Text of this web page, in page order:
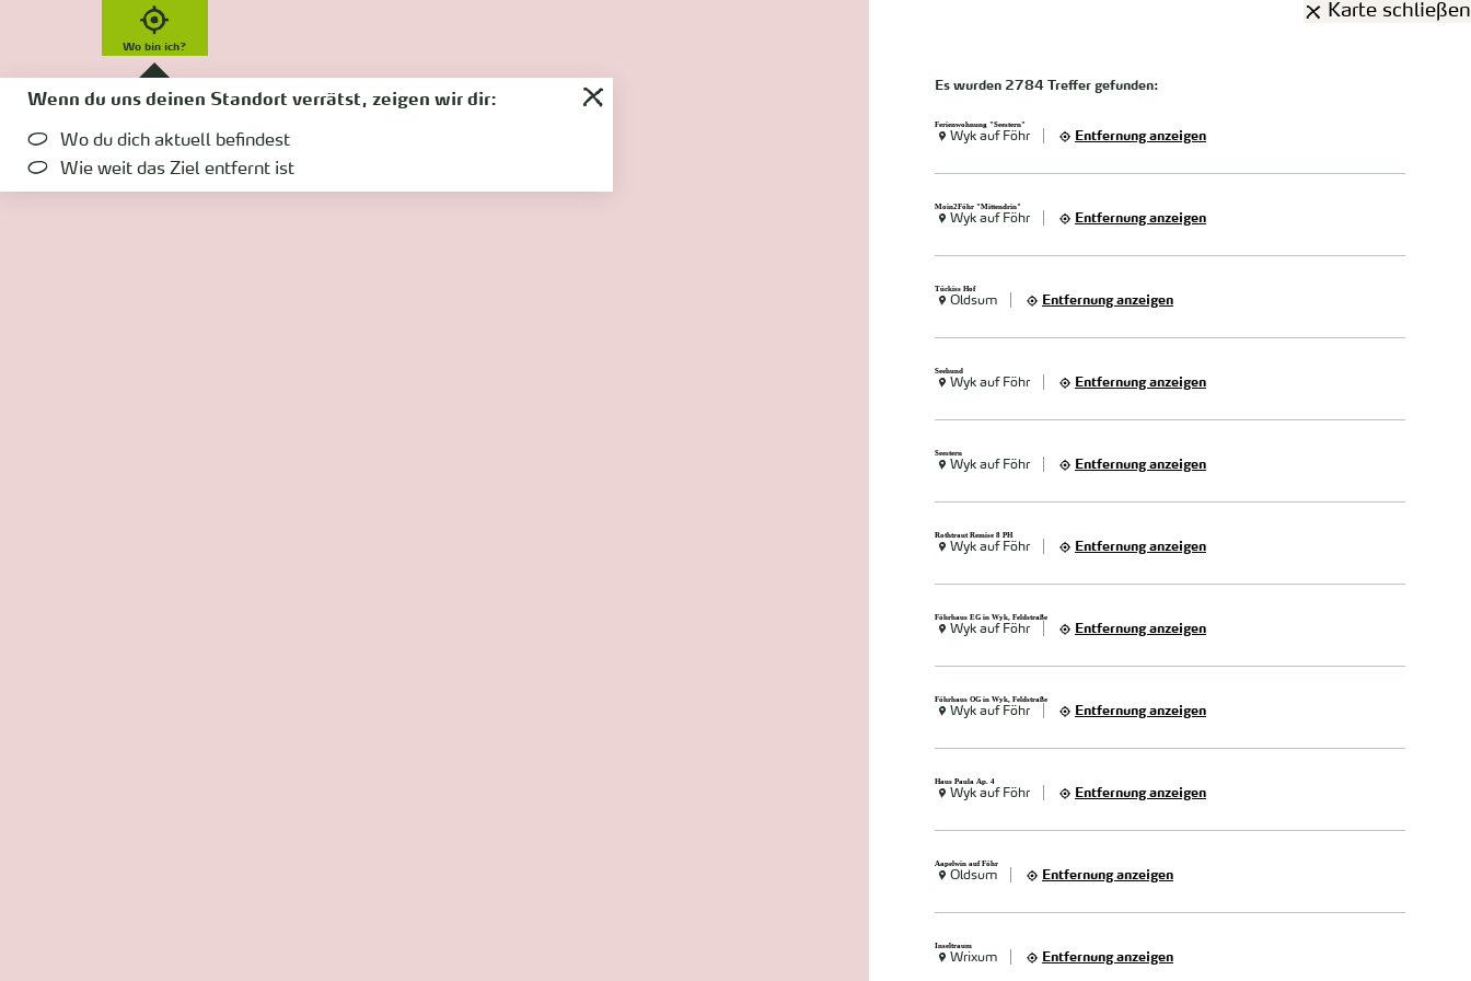
Wo bin ich?
Wenn du uns deinen Standort verrätst, zeigen wir dir:
Wo du dich aktuell befindest
Wie weit das Ziel entfernt ist
Karte schließen
Es wurden 2784 Treffer gefunden:
Ferienwohnung "Seestern"
Wyk auf Föhr Entfernung anzeigen
Moin2Föhr "Mittendrin"
Wyk auf Föhr Entfernung anzeigen
Tückiss Hof
Oldsum Entfernung anzeigen
Seehund
Wyk auf Föhr Entfernung anzeigen
Seestern
Wyk auf Föhr Entfernung anzeigen
Rothtraut Remise 8 PH
Wyk auf Föhr Entfernung anzeigen
Föhrhaus EG in Wyk, Feldstraße
Wyk auf Föhr Entfernung anzeigen
Föhrhaus OG in Wyk, Feldstraße
Wyk auf Föhr Entfernung anzeigen
Haus Paula Ap. 4
Wyk auf Föhr Entfernung anzeigen
Aapelwin auf Föhr
Oldsum Entfernung anzeigen
Inseltraum
Wrixum Entfernung anzeigen